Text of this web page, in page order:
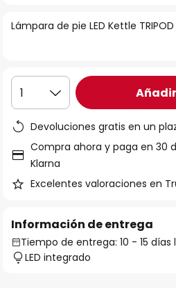
galería
Lámpara de pie LED Kettle
1
Devoluciones gratis en un
Compra ahora y paga en 30
Klarna
Excelentes valoraciones en
Información de entrega
Tiempo de entrega: 10 - 15 días
LED integrado